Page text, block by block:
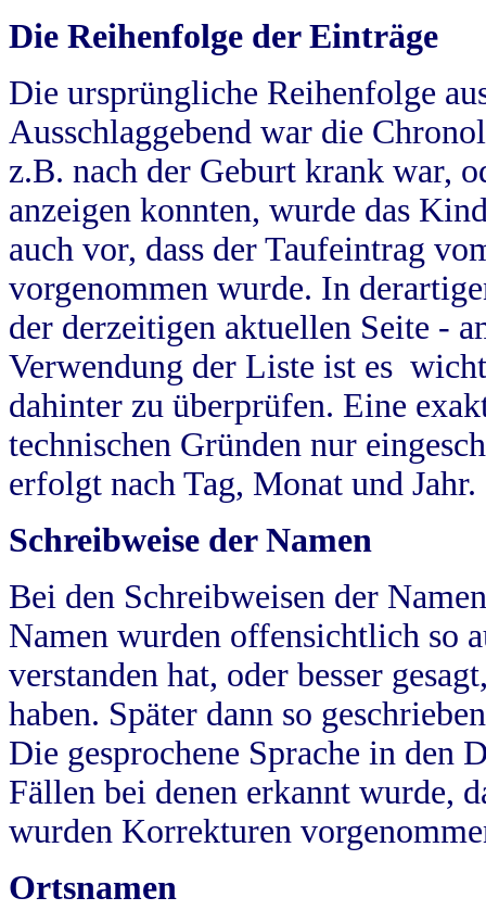
Die Reihenfolge der Einträge
Die ursprüngliche Reihenfolge
Ausschlaggebend war die
z.B. nach der Geburt krank war,
anzeigen konnten, wurde das
auch vor, dass der Taufeintrag
vorgenommen wurde. In
der derzeitigen aktuellen Seite -
Verwendung der Liste ist es
dahinter zu überprüfen. Eine
technischen Gründen nur
erfolgt nach Tag, Monat und Jahr.
Schreibweise der Namen
Bei den Schreibweisen der
Namen wurden offensichtlich so
verstanden hat, oder besser
haben. Später dann so
Die gesprochene Sprache in
Fällen bei denen erkannt wurde,
wurden Korrekturen
Ortsnamen